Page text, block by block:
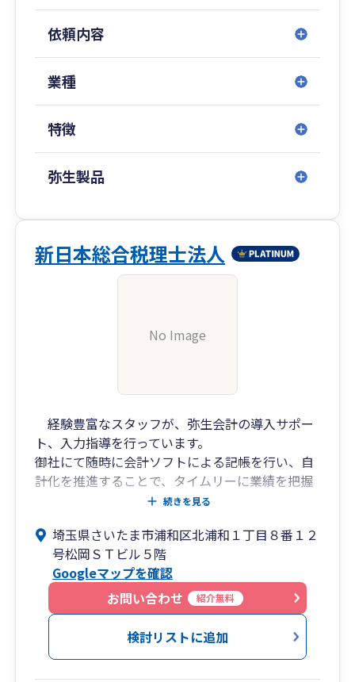
依頼内容
業種
特徴
弥生製品
新日本総合税理士法人
No Image
経験豊富なスタッフが、弥生会計の導入サポー
ト、入力指導を行っています。
御社にて随時に会計ソフトによる記帳を行い、自
計化を推進することで、タイムリーに業績を把握
することが可能になり、資金繰りや決算の予測も
またFintechによる銀行取引データやエクセル
の取込を導入することで、弥生会計の入力を更に
省力化するご指導も致します。
弊社は法人、個人事業主の方の税務相談、経営
相談、事業承継、法人化、事業再編まで幅広くご
対応しております。また定期的なご訪問や、各種
続きを見る
埼玉県さいたま市浦和区北浦和１丁目８番１２
号松岡ＳＴビル５階
Googleマップを確認
お問い合わせ
紹介無料
検討リストに追加